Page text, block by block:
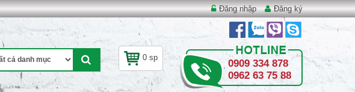
Đăng nhập Đăng ký
0 sp
0909 334 878
0962 63 75 88